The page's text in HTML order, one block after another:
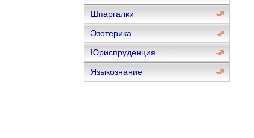
Шпаргалки
Эзотерика
Юриспруденция
Языкознание